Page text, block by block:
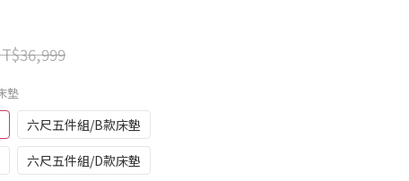
墊
六尺五件組/B款床墊
六尺五件組/D款床墊